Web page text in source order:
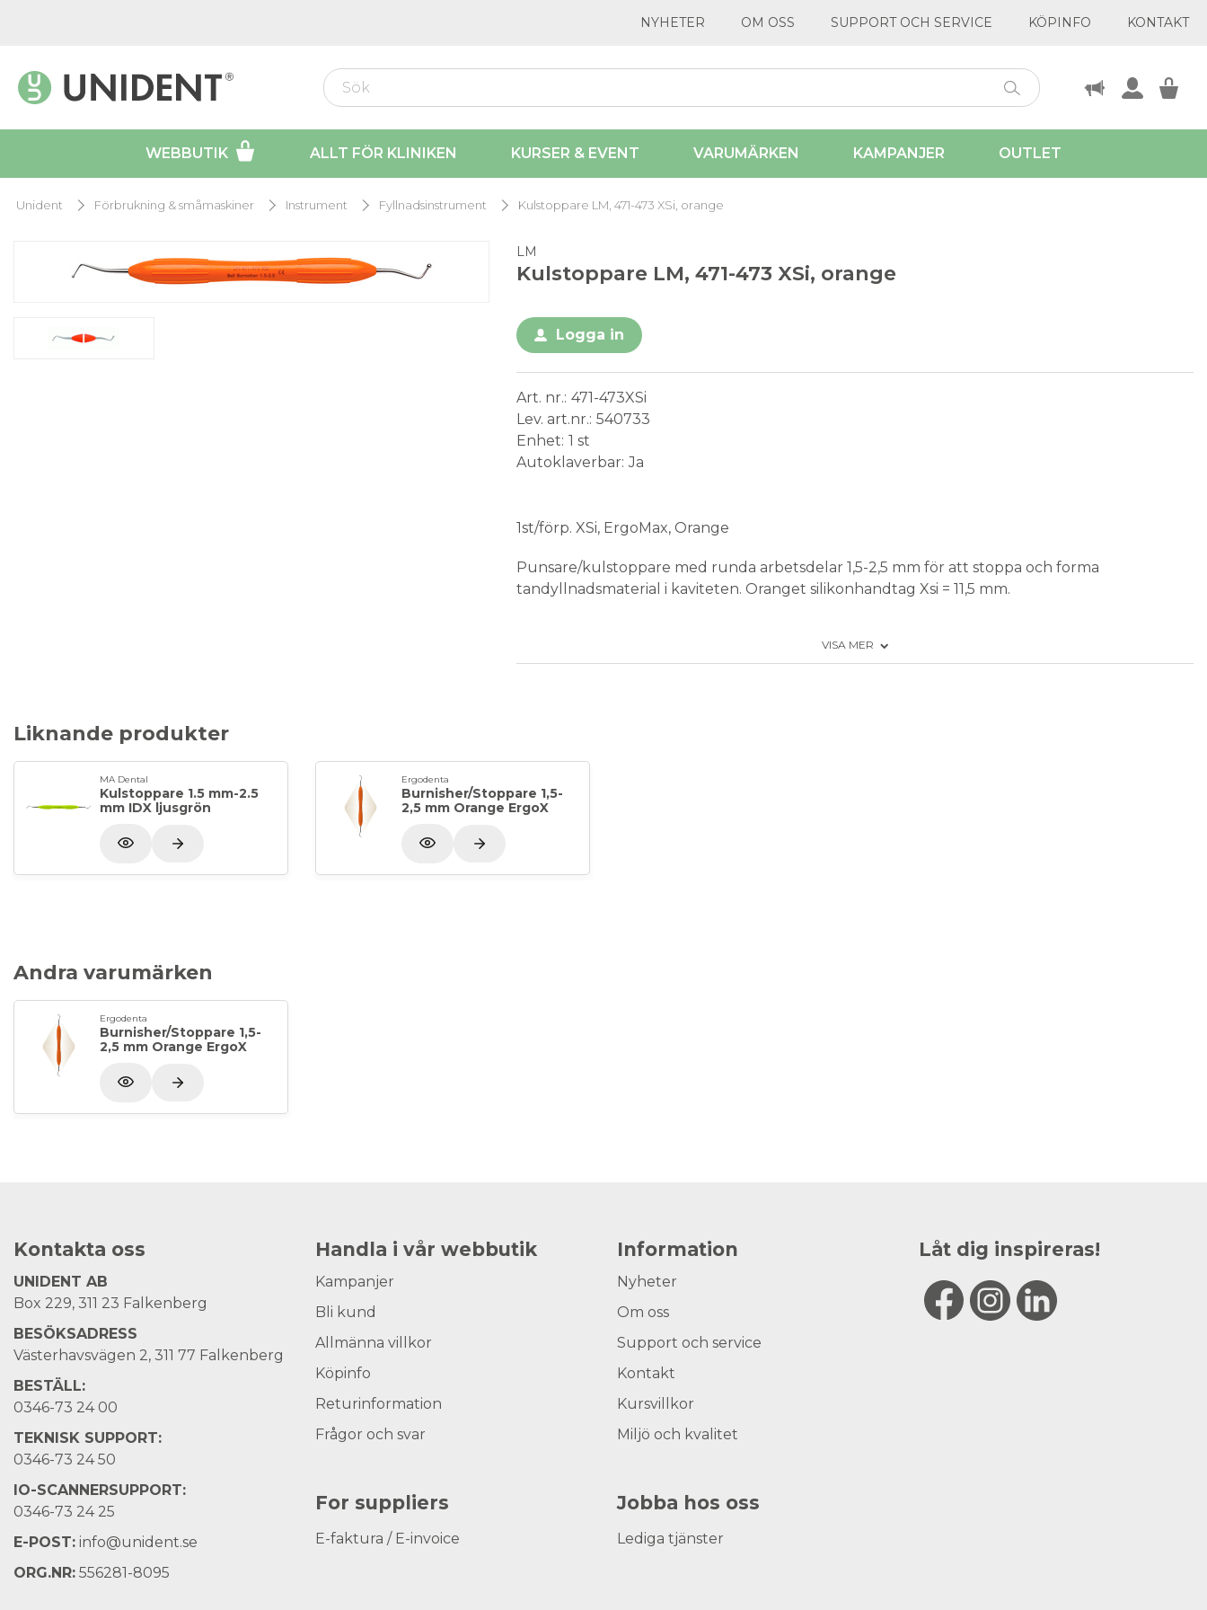
NYHETER OM OSS SUPPORT OCH SERVICE KÖPINFO KONTAKT
WEBBUTIK ALLT FÖR KLINIKEN KURSER & EVENT VARUMÄRKEN KAMPANJER OUTLET
Unident Förbrukning & småmaskiner Instrument Fyllnadsinstrument Kulstoppare LM, 471-473 XSi, orange
LM
Kulstoppare LM, 471-473 XSi, orange
Logga in
Art. nr. 471-473XSi
Lev. art.nr. 540733
Enhet 1 st
Autoklaverbar Ja
1st/förp. XSi, ErgoMax, Orange
Punsare/kulstoppare med runda arbetsdelar 1,5-2,5 mm för att stoppa och forma
tandyllnadsmaterial i kaviteten. Oranget silikonhandtag Xsi = 11,5 mm.
VISA MER
Liknande produkter
MA Dental
Kulstoppare 1.5 mm-2.5
mm IDX ljusgrön
Ergodenta
Burnisher/Stoppare 1,5-
2,5 mm Orange ErgoX
Andra varumärken
Ergodenta
Burnisher/Stoppare 1,5-
2,5 mm Orange ErgoX
Kontakta oss
UNIDENT AB
Box 229, 311 23 Falkenberg
BESÖKSADRESS
Västerhavsvägen 2, 311 77 Falkenberg
BESTÄLL:
0346-73 24 00
TEKNISK SUPPORT:
0346-73 24 50
IO-SCANNERSUPPORT:
0346-73 24 25
E-POST: info@unident.se
ORG.NR: 556281-8095
Handla i vår webbutik
Kampanjer
Bli kund
Allmänna villkor
Köpinfo
Returinformation
Frågor och svar
For suppliers
E-faktura / E-invoice
Information
Nyheter
Om oss
Support och service
Kontakt
Kursvillkor
Miljö och kvalitet
Jobba hos oss
Lediga tjänster
Låt dig inspireras!